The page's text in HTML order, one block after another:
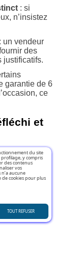
: si
n’insistez
un vendeur
des
justificatifs.
garantie de 6
ce
et
être une
de bien
quelques
véhicule
budget.
une
de
du site
profilage, y compris
des contenus
vos
aucune
de cookies pour plus
TOUT REFUSER